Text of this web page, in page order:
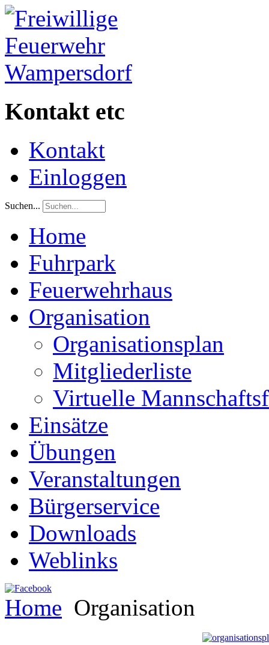
Kontakt etc
Kontakt
Einloggen
Suchen...
Home
Fuhrpark
Feuerwehrhaus
Organisation
Organisationsplan
Mitgliederliste
Virtuelle
Einsätze
Übungen
Veranstaltungen
Bürgerservice
Downloads
Weblinks
Home Organisation